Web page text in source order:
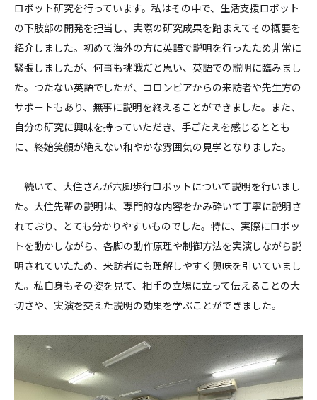
ロボット研究を行っています。私はその中で、生活支援ロボット
の下肢部の開発を担当し、実際の研究成果を踏まえてその概要を
紹介しました。初めて海外の方に英語で説明を行ったため非常に
緊張しましたが、何事も挑戦だと思い、英語での説明に臨みまし
た。つたない英語でしたが、コロンビアからの来訪者や先生方の
サポートもあり、無事に説明を終えることができました。また、
自分の研究に興味を持っていただき、手ごたえを感じるととも
に、終始笑顔が絶えない和やかな雰囲気の見学となりました。
続いて、大住さんが六脚歩行ロボットについて説明を行いまし
た。大住先輩の説明は、専門的な内容をかみ砕いて丁寧に説明さ
れており、とても分かりやすいものでした。特に、実際にロボッ
トを動かしながら、各脚の動作原理や制御方法を実演しながら説
明されていたため、来訪者にも理解しやすく興味を引いていまし
た。私自身もその姿を見て、相手の立場に立って伝えることの大
切さや、実演を交えた説明の効果を学ぶことができました。